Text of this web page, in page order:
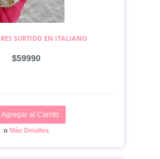
SURTIDO EN ITALIANO
$59990
Agregar al Carrito
o Más Detalles